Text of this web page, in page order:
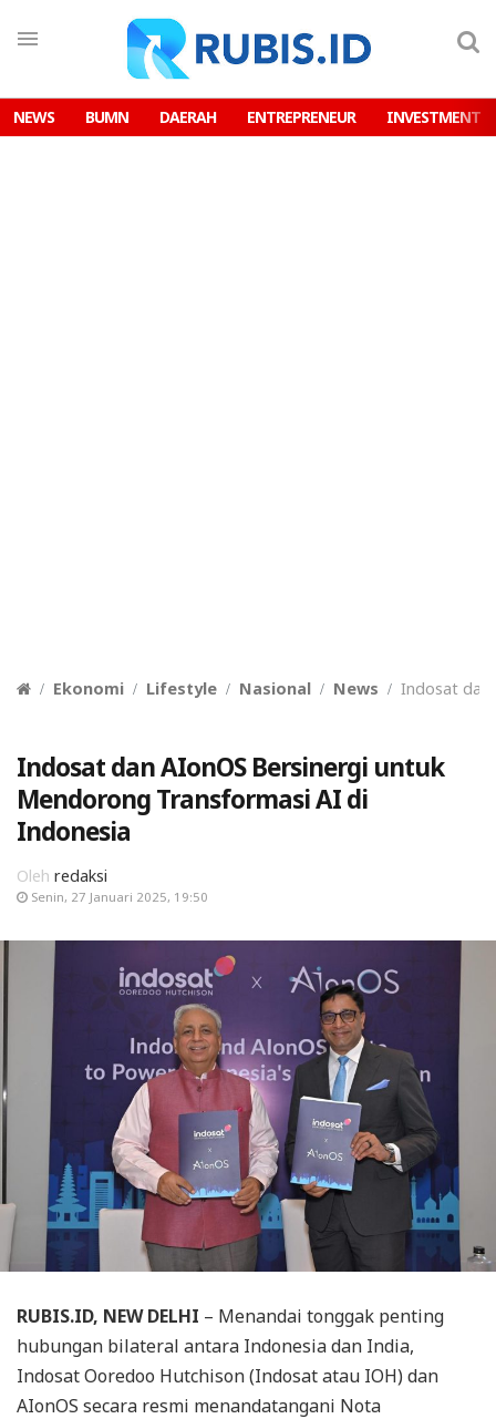
NEWS BUMN DAERAH ENTREPRENEUR INVESTMENT
Ekonomi Lifestyle Nasional News Indosat dan
Indosat dan AIonOS Bersinergi untuk
Mendorong Transformasi AI di
Indonesia
Oleh redaksi
Senin, 27 Januari 2025, 19:50
RUBIS.ID, NEW DELHI – Menandai tonggak penting
hubungan bilateral antara Indonesia dan India,
Indosat Ooredoo Hutchison (Indosat atau IOH) dan
AIonOS secara resmi menandatangani Nota